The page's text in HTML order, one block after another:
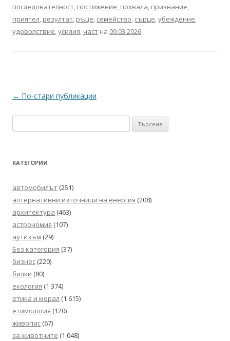
последователност, постижение, похвала, признание,
приятел, резултат, ръце, семейство, сърце,убеждение,
удоволствие,усилия, част на 09.03.2026.
Навигация
← По-стари публикации
за:
КАТЕГОРИИ
автомобилът (251)
алтернативни източници на енергия (208)
архитектура (463)
астрономия (107)
аутизъм (29)
Без категория (37)
бизнес (220)
билки (80)
екология (1 374)
етика и морал (1 615)
етимология (120)
живопис (67)
за животните (1 048)